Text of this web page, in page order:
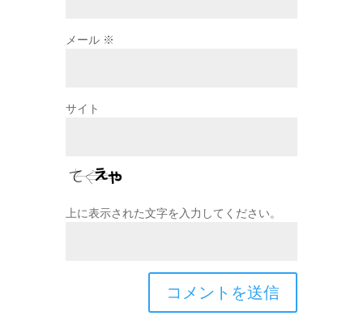
メール ※
サイト
上に表示された文字を入力してください。